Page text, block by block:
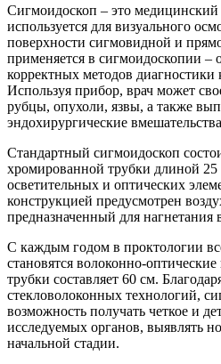
Сигмоидоскоп – это
используется для визуального
поверхности сигмовидной и
применяется в сигмоидоскопии –
корректных методов
Используя прибор, врач может
рубцы, опухоли, язвы, а также
эндохирургические
Стандартный сигмоидоскоп
хромированной трубки длиной
осветительных и оптических
конструкцией предусмотрен
предназначенный для нагнетания
С каждым годом в проктологии
становятся волоконно-
трубки составляет 60 см.
стекловолоконных технологий,
возможность получать четкое и
исследуемых органов, выявлять
начальной стадии.